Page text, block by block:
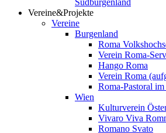
Südburgenland
Vereine&Projekte
Vereine
Burgenland
Roma
Verein Roma-
Hango Roma
Verein Roma
Roma-Pastoral
Wien
Kulturverein
Vivaro Viva
Romano Svato